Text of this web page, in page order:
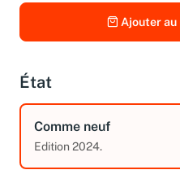
Ajouter au
État
Comme neuf
Edition 2024.